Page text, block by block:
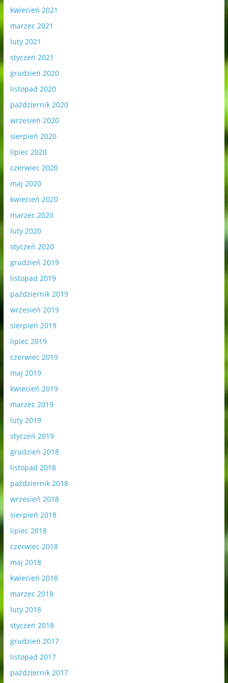
kwiecień 2021
marzec 2021
luty 2021
styczeń 2021
grudzień 2020
listopad 2020
październik 2020
wrzesień 2020
sierpień 2020
lipiec 2020
czerwiec 2020
maj 2020
kwiecień 2020
marzec 2020
luty 2020
styczeń 2020
grudzień 2019
listopad 2019
październik 2019
wrzesień 2019
sierpień 2019
lipiec 2019
czerwiec 2019
maj 2019
kwiecień 2019
marzec 2019
luty 2019
styczeń 2019
grudzień 2018
listopad 2018
październik 2018
wrzesień 2018
sierpień 2018
lipiec 2018
czerwiec 2018
maj 2018
kwiecień 2018
marzec 2018
luty 2018
styczeń 2018
grudzień 2017
listopad 2017
październik 2017